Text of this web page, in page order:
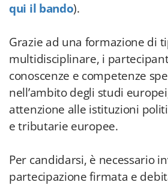
qui il bando).
Grazie ad una formazione di
multidisciplinare, i
conoscenze e competenze
nell’ambito degli studi
attenzione alle istituzioni
e tributarie europee.
Per candidarsi, è necessario
partecipazione firmata e